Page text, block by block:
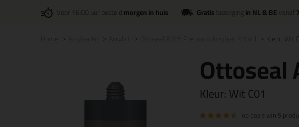
Voor 16:00 uur besteldmorgen in huis Gratisbezorgingin NL & BEvanaf
Kleur: Wit
Ottoseal
Kleur:Wit C01
op basis van 5